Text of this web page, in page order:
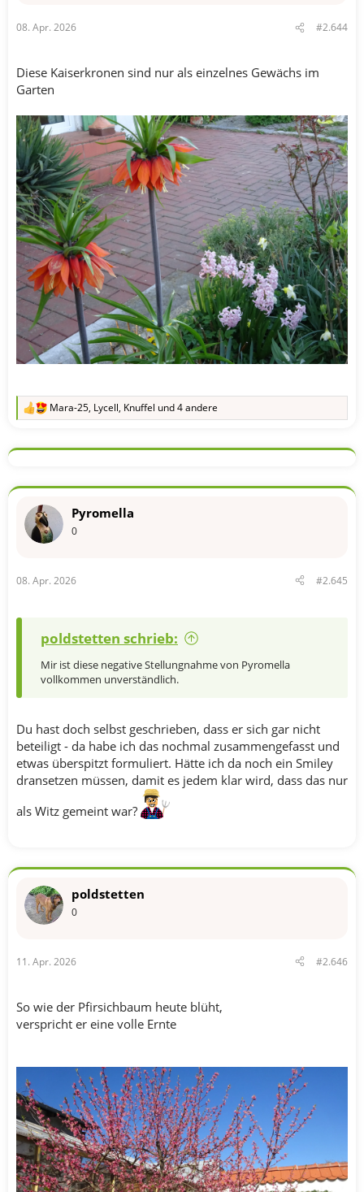
08. Apr. 2026 #2.644
Diese Kaiserkronen sind nur als einzelnes Gewächs im
Garten
R
k
o
e
n
Mara-25, Lycell, Knuffel und 4 andere
Pyromella
0
08. Apr. 2026 #2.645
poldstetten schrieb:
Mir ist diese negative Stellungnahme von Pyromella
vollkommen unverständlich.
Du hast doch selbst geschrieben, dass er sich gar nicht
beteiligt - da habe ich das nochmal zusammengefasst und
etwas überspitzt formuliert. Hätte ich da noch ein Smiley
dransetzen müssen, damit es jedem klar wird, dass das nur
als Witz gemeint war?
poldstetten
0
11. Apr. 2026 #2.646
So wie der Pfirsichbaum heute blüht,
verspricht er eine volle Ernte